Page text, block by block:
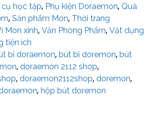
cụ học tập, Phụ kiện Doraemon, Quà
, Sản phẩm Mon, Thời trang
Mon xinh, Văn Phòng Phẩm, Vật dụng
tiện ích
bi doraemon, bút bi doremon, bút
, doraemon 2112 shop,
, doraemon2112shop, doremon,
, hộp bút doremon